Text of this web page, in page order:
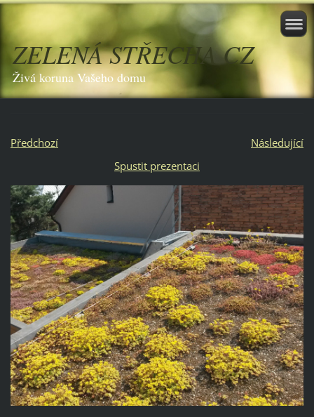
ZELENÁ STŘECHA CZ
Živá koruna Vašeho domu
Předchozí
Následující
Spustit prezentaci